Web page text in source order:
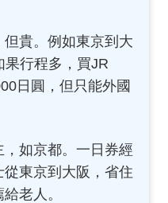
貴。例如東京到大
果行程多，買JR
日圓，但只能外國
如京都。一日券經
東京到大阪，省住
老人。